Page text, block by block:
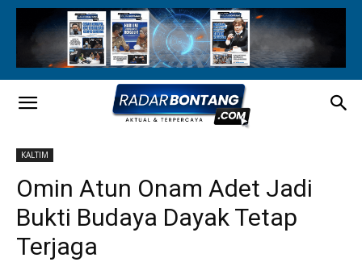
KALTIM
Omin Atun Onam Adet Jadi
Bukti Budaya Dayak Tetap
Terjaga